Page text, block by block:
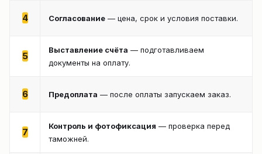
4 Согласование — цена, срок и условия поставки.
5
Выставление счёта — подготавливаем
документы на оплату.
6 Предоплата — после оплаты запускаем заказ.
7
Контроль и фотофиксация — проверка перед
таможней.